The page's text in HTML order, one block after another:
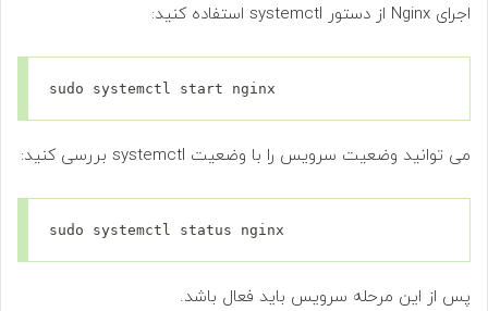
اجرای Nginx از دستور systemctl استفاده کنید:
sudo systemctl start nginx
می توانید وضعیت سرویس را با وضعیت systemctl بررسی کنید:
sudo systemctl status nginx
پس از این مرحله سرویس باید فعال باشد.